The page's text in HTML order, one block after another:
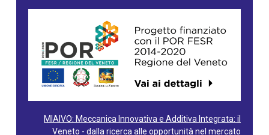
MIAIVO: Meccanica Innovativa e Additiva Integrata: il
Veneto - dalla ricerca alle opportunità nel mercato